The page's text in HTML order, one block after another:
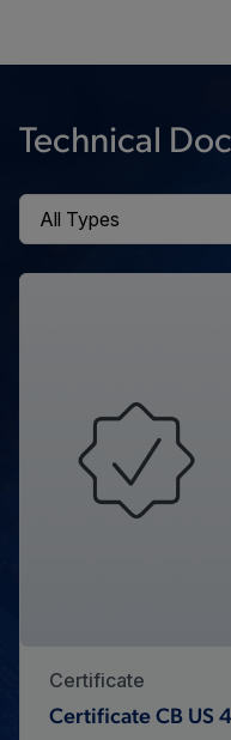
Technical
Certificate
Certificate CB US